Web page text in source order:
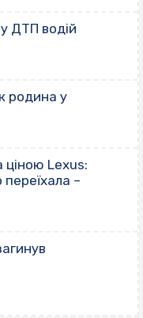
ДТП водій
родина у
ціною Lexus:
–